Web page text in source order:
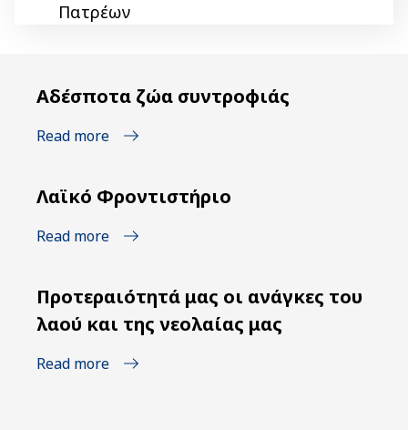
Πατρέων
Αδέσποτα ζώα συντροφιάς
Read more
Λαϊκό Φροντιστήριο
Read more
Προτεραιότητά μας οι ανάγκες του
λαού και της νεολαίας μας
Read more